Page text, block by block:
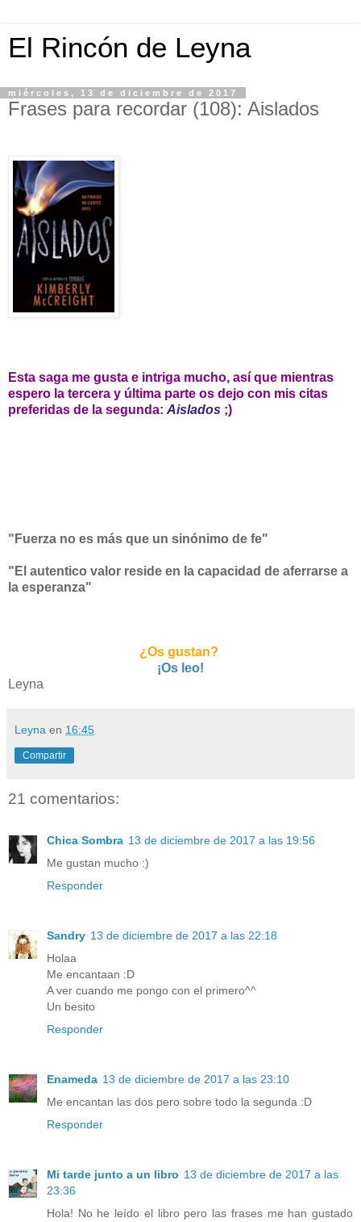
El Rincón de Leyna
miércoles, 13 de diciembre de 2017
Frases para recordar (108): Aislados
Esta saga me gusta e intriga mucho, así que mientras
espero la tercera y última parte os dejo con mis citas
preferidas de la segunda: Aislados ;)
"Fuerza no es más que un sinónimo de fe"
"El autentico valor reside en la capacidad de aferrarse a
la esperanza"
¿Os gustan?
¡Os leo!
Leyna
Leyna en 16:45
Compartir
21 comentarios:
Chica Sombra 13 de diciembre de 2017 a las 19:56
Me gustan mucho :)
Responder
Sandry 13 de diciembre de 2017 a las 22:18
Holaa
Me encantaan :D
A ver cuando me pongo con el primero^^
Un besito
Responder
Enameda 13 de diciembre de 2017 a las 23:10
Me encantan las dos pero sobre todo la segunda :D
Responder
Mi tarde junto a un libro 13 de diciembre de 2017 a las
23:36
Hola! No he leído el libro pero las frases me han gustado